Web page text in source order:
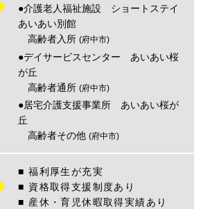
●介護老人福祉施設 ショートステイ
あいあい別館
高齢者入所(府中市)
●デイサービスセンター あいあい桜
が丘
高齢者通所(府中市)
●居宅介護支援事業所 あいあい桜が
丘
高齢者その他(府中市)
■ 福利厚生が充実
■ 資格取得支援制度あり
■ 産休・育児休暇取得実績あり